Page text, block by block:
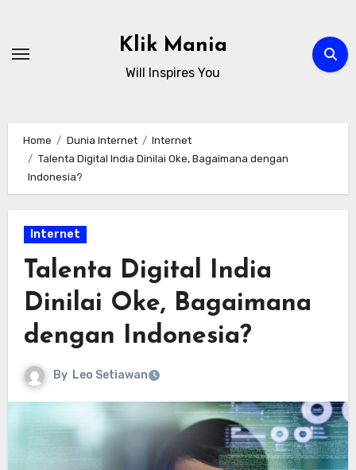
content
Klik Mania
Will Inspires You
Home Dunia Internet
Internet
Talenta Digital India Dinilai Oke, Bagaimana dengan
Indonesia?
Internet
Talenta Digital India
Dinilai Oke, Bagaimana
dengan Indonesia?
By Leo Setiawan